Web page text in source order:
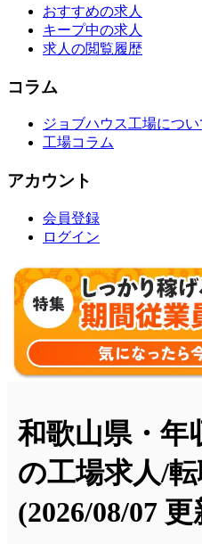
おすすめの求人
キープ中の求人
求人の閲覧履歴
コラム
ジョブハウス工場につい
工場コラム
アカウント
会員登録
ログイン
和歌山県・年
の工場求人/
(2026/08/07 更